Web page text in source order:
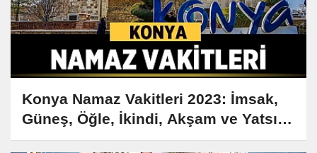
Konya Namaz Vakitleri 2023: İmsak,
Güneş, Öğle, İkindi, Akşam ve Yatsı
Saatleri